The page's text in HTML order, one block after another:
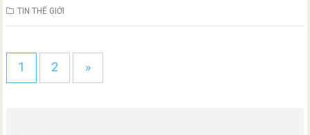
TIN THẾ GIỚI
1 2 »